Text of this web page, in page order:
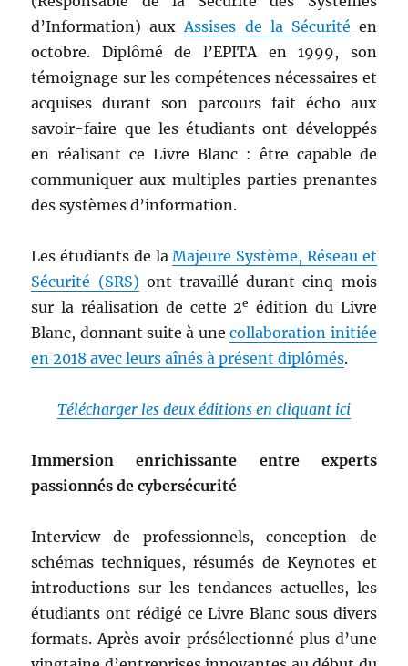
d’Information) aux Assises de la Sécurité en
octobre. Diplômé de l’EPITA en 1999, son
témoignage sur les compétences nécessaires et
acquises durant son parcours fait écho aux
savoir-faire que les étudiants ont développés
en réalisant ce Livre Blanc : être capable de
communiquer aux multiples parties prenantes
des systèmes d’information.
Les étudiants de laMajeure Système, Réseau et
Sécurité (SRS) ont travaillé durant cinq mois
sur la réalisation de cette 2e édition du Livre
Blanc, donnant suite à unecollaboration initiée
en 2018 avec leurs aînés à présent diplômés.
Télécharger les deux éditions en cliquant ici
Immersion enrichissante entre experts
passionnés de cybersécurité
Interview de professionnels, conception de
schémas techniques, résumés de Keynotes et
introductions sur les tendances actuelles, les
étudiants ont rédigé ce Livre Blanc sous divers
formats. Après avoir présélectionné plus d’une